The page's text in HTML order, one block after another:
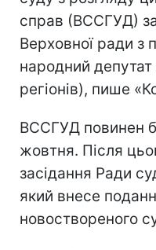
справ (ВССГУД)
Верховної ради з
народний
регіонів), пише
ВССГУД повинен
жовтня. Після
засідання Ради
який внесе
новоствореного